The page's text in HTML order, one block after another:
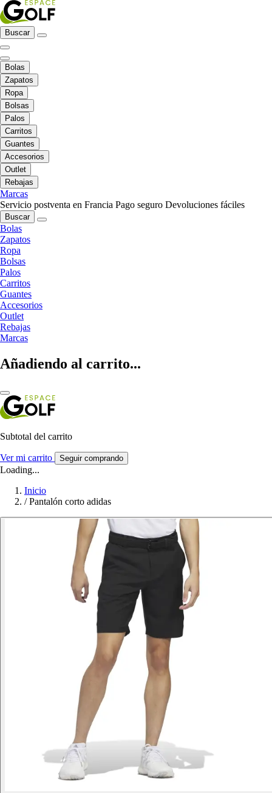
Buscar
Bolas
Zapatos
Ropa
Bolsas
Palos
Carritos
Guantes
Accesorios
Outlet
Rebajas
Marcas
Servicio postventa en Francia Pago seguro Devoluciones fáciles
Buscar
Bolas
Zapatos
Ropa
Bolsas
Palos
Carritos
Guantes
Accesorios
Outlet
Rebajas
Marcas
Añadiendo al carrito...
Subtotal del carrito
Ver mi carrito Seguir comprando
Loading...
Inicio
/ Pantalón corto adidas